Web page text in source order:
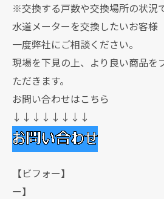
※交換する戸数や交換場所の状況
水道メーターを交換したいお客様
一度弊社にご相談ください。
現場を下見の上、より良い商品を
ただきます。
お問い合わせはこちら
↓↓↓↓↓↓↓↓
【ビフォー】
ー】